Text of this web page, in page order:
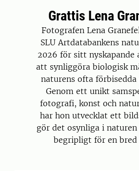
Grattis Lena
Fotografen Lena
SLU Artdatabankens
2026 för sitt nyskapande
att synliggöra biologisk
naturens ofta förbisedda
Genom ett unikt
fotografi, konst och
har hon utvecklat ett
gör det osynliga i
begripligt för en bred